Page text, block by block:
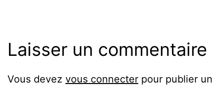
Laisser un commentaire
Vous devez vous connecter pour publier un